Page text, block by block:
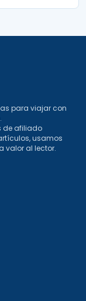
para viajar con
de afiliado
usamos
valor al lector.